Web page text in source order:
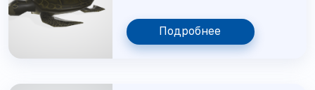
Подробнее